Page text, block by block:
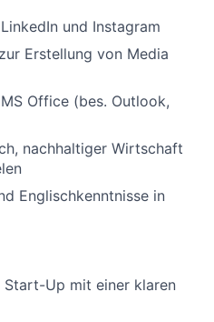
und Instagram
Erstellung von Media
Office (bes. Outlook,
nachhaltiger Wirtschaft
Englischkenntnisse in
Start-Up mit einer klaren